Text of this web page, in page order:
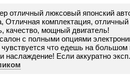
отличный люксовый японский
Отличная комплектация,
качество, мощный двигатель!
с полными опциями
что едешь на большом
наслаждение! Если аккуратно